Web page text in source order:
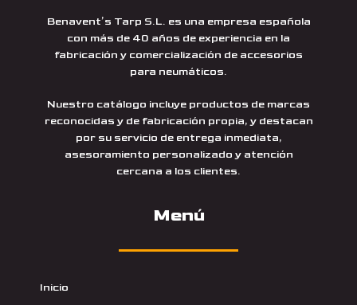
Benavent’s Tarp S.L. es una empresa española
con más de 40 años de experiencia en la
fabricación y comercialización de accesorios
para neumáticos.
Nuestro catálogo incluye productos de marcas
reconocidas y de fabricación propia, y destacan
por su servicio de entrega inmediata,
asesoramiento personalizado y atención
cercana a los clientes.
Menú
Inicio